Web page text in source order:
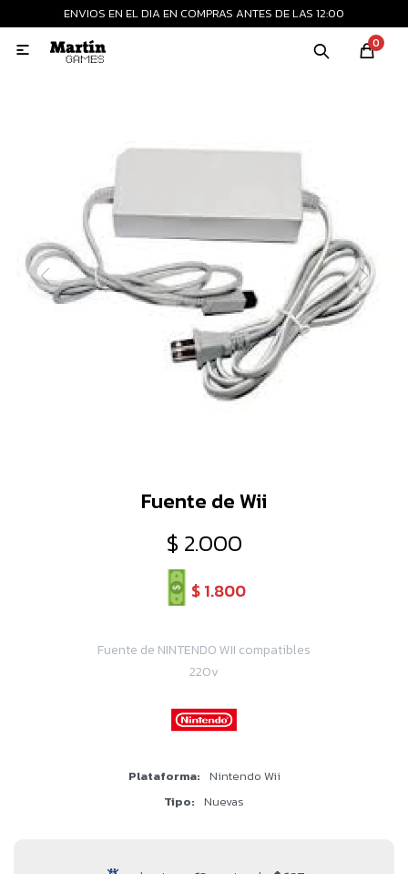
ENVIOS EN EL DIA EN COMPRAS ANTES DE LAS 12:00
0

Fuente de Wii
$ 2.000
$1.800
Fuente de NINTENDO WII compatibles
220v
Plataforma
Nintendo Wii
Tipo
Nuevas
MI CUENTA
Consolas nuevas
Consolas recertificadas
Juegos